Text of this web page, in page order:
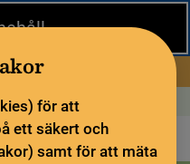
service och särskilda
och samlingar
i sommar
för att
ett säkert och
samt för att mäta
Pliktleverans och ISBN